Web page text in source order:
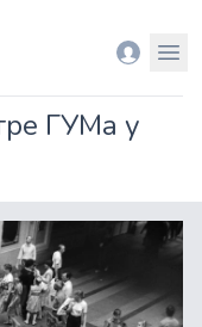
Вход
ГУМа у